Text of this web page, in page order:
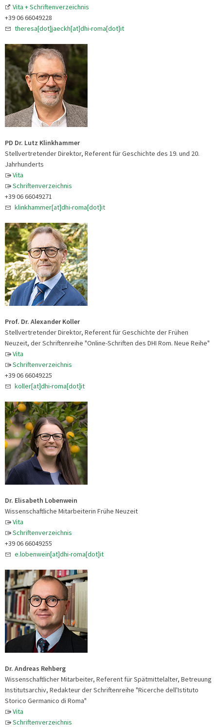
Vita + Schriftenverzeichnis
+39 06 66049228
theresa[dot]jaeckh[at]dhi-roma[dot]it
PD Dr. Lutz Klinkhammer
Stellvertretender Direktor, Referent für Geschichte des 19. und 20.
Jahrhunderts
Vita
Schriftenverzeichnis
+39 06 66049271
klinkhammer[at]dhi-roma[dot]it
Prof. Dr. Alexander Koller
Stellvertretender Direktor, Referent für Geschichte der Frühen
Neuzeit, der Schriftenreihe "Online-Schriften des DHI Rom. Neue Reihe"
Vita
Schriftenverzeichnis
+39 06 66049225
koller[at]dhi-roma[dot]it
Dr. Elisabeth Lobenwein
Wissenschaftliche Mitarbeiterin Frühe Neuzeit
Vita
Schriftenverzeichnis
+39 06 66049255
e.lobenwein[at]dhi-roma[dot]it
Dr. Andreas Rehberg
Wissenschaftlicher Mitarbeiter, Referent für Spätmittelalter, Betreuung
Institutsarchiv, Redakteur der Schriftenreihe "Ricerche dell'Istituto
Storico Germanico di Roma"
Vita
Schriftenverzeichnis